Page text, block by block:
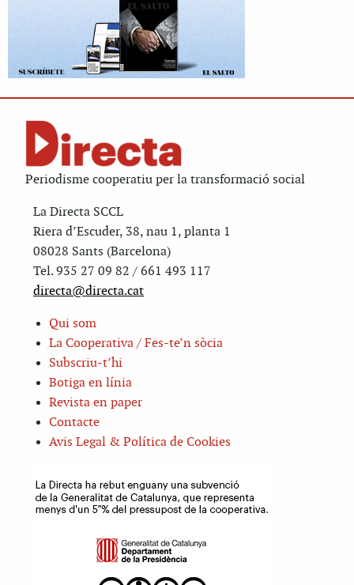
Periodisme cooperatiu per la transformació social
La Directa SCCL
Riera d’Escuder, 38, nau 1, planta 1
08028 Sants (Barcelona)
Tel. 935 27 09 82 / 661 493 117
directa@directa.cat
Qui som
La Cooperativa / Fes-te’n sòcia
Subscriu-t’hi
Botiga en línia
Revista en paper
Contacte
Avis Legal & Política de Cookies